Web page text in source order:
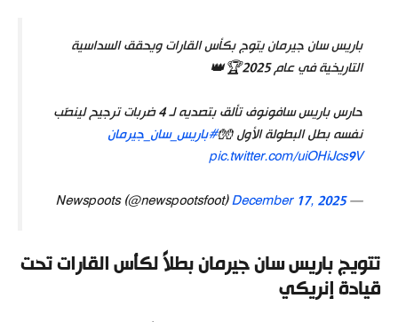
باريس سان جيرمان يتوج بكأس القارات ويحقق السداسية
التاريخية في عام 2025🏆👑
حارس باريس سافونوف تألق بتصديه لـ 4 ضربات ترجيح لينصّب
نفسه بطل البطولة الأول 🧤#باريس_سان_جيرمان
pic.twitter.com/uiOHiJcs9V
— Newspoots (@newspootsfoot)
December 17, 2025
تتويج باريس سان جيرمان بطلاً لكأس القارات تحت
قيادة إنريكي